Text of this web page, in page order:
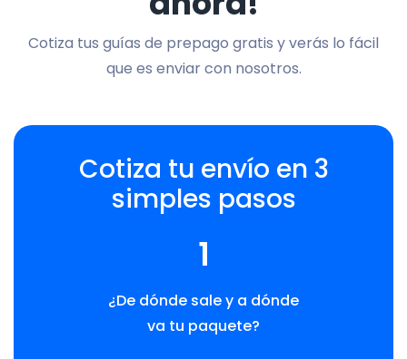
Cotiza tus guías de prepago gratis y verás lo fácil
que es enviar con nosotros.
Cotiza tu envío en 3
simples pasos
1
¿De dónde sale y a dónde
va tu paquete?